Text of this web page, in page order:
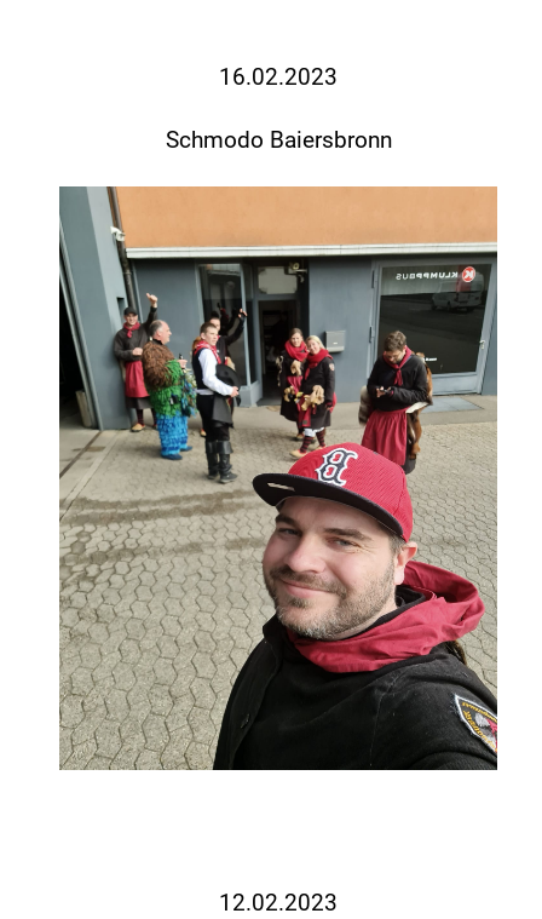
16.02.2023
Schmodo Baiersbronn
12.02.2023